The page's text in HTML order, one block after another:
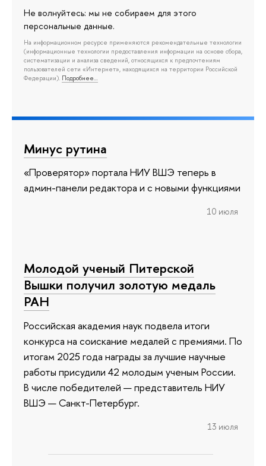
Не волнуйтесь: мы не собираем для этого
персональные данные.
На информационном ресурсе применяются рекомендательные технологии
(информационные технологии предоставления информации на основе сбора,
систематизации и анализа сведений, относящихся к предпочтениям
пользователей сети «Интернет», находящихся на территории Российской
Федерации). Подробнее…
Минус рутина
«Проверятор» портала НИУ ВШЭ теперь в
админ-панели редактора и с новыми функциями
10 июля
Молодой ученый Питерской
Вышки получил золотую медаль
РАН
Российская академия наук подвела итоги
конкурса на соискание медалей с премиями. По
итогам 2025 года награды за лучшие научные
работы присудили 42 молодым ученым России.
В числе победителей — представитель НИУ
ВШЭ — Санкт-Петербург.
13 июля